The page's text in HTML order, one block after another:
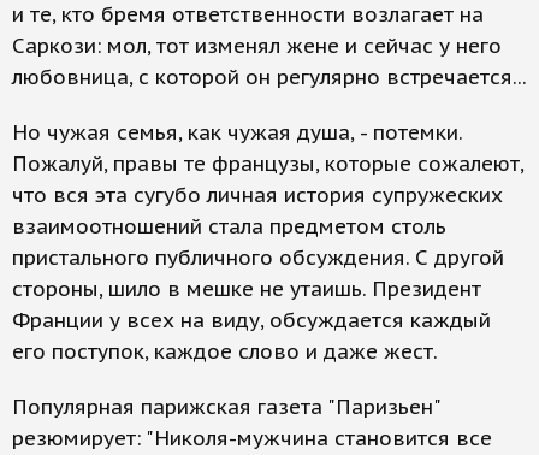
и те, кто бремя ответственности возлагает на
Саркози: мол, тот изменял жене и сейчас у него
любовница, с которой он регулярно встречается...
Но чужая семья, как чужая душа, - потемки.
Пожалуй, правы те французы, которые сожалеют,
что вся эта сугубо личная история супружеских
взаимоотношений стала предметом столь
пристального публичного обсуждения. С другой
стороны, шило в мешке не утаишь. Президент
Франции у всех на виду, обсуждается каждый
его поступок, каждое слово и даже жест.
Популярная парижская газета "Паризьен"
резюмирует: "Николя-мужчина становится все